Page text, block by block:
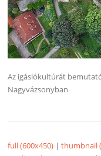
Az igáslókultúrát
Nagyvázsonyban
full (600x450) |thumbnail